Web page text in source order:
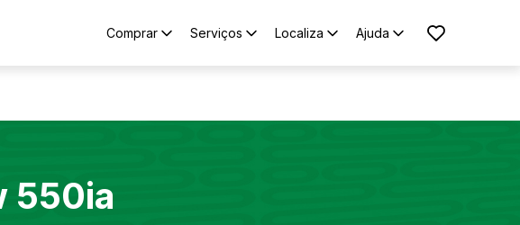
Comprar Serviços Localiza Ajuda
550ia